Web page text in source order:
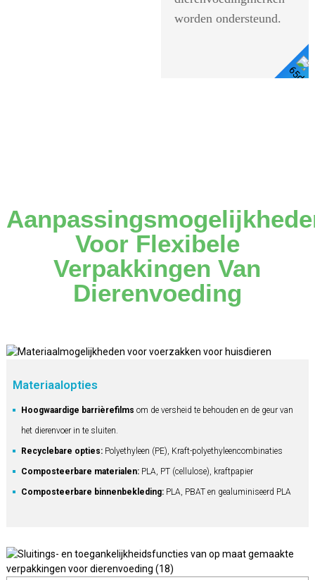
worden ondersteund.
Voor Flexibele
Verpakkingen Van
Dierenvoeding
Materiaalopties
Hoogwaardige barrièrefilms om de versheid te behouden en de geur van
het dierenvoer in te sluiten.
Recyclebare opties:Polyethyleen (PE), Kraft-polyethyleencombinaties
Composteerbare materialen:PLA, PT (cellulose), kraftpapier
Composteerbare binnenbekleding:PLA, PBAT en gealuminiseerd PLA